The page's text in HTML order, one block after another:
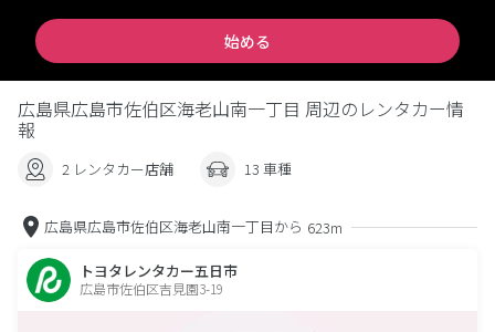
始める
広島県広島市佐伯区海老山南一丁目 周辺のレンタカー情
報
2 レンタカー店舗 13 車種
広島県広島市佐伯区海老山南一丁目から 623m
トヨタレンタカー五日市
広島市佐伯区吉見園3-19